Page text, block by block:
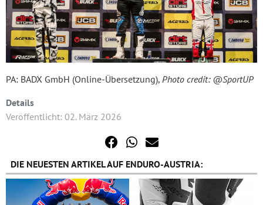
PA: BADX GmbH (Online-Übersetzung), Photo credit: @SportUP
Details
Veröffentlicht: 02. März 2026
DIE NEUESTEN ARTIKEL AUF ENDURO-AUSTRIA: